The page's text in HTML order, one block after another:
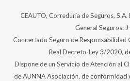
Concertado Seguro de Responsabilidad
Real Decreto-Ley 3/2020,
Dispone de un Servicio de Atención al
de AUNNA Asociación, de conformidad
de diciembre.